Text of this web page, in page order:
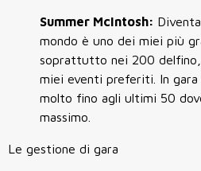
Summer McIntosh:
mondo è uno dei miei più
soprattutto nei 200
miei eventi preferiti. In gara
molto fino agli ultimi 50
massimo.
Le gestione di gara